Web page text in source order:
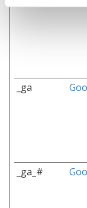
_ga
_ga_#